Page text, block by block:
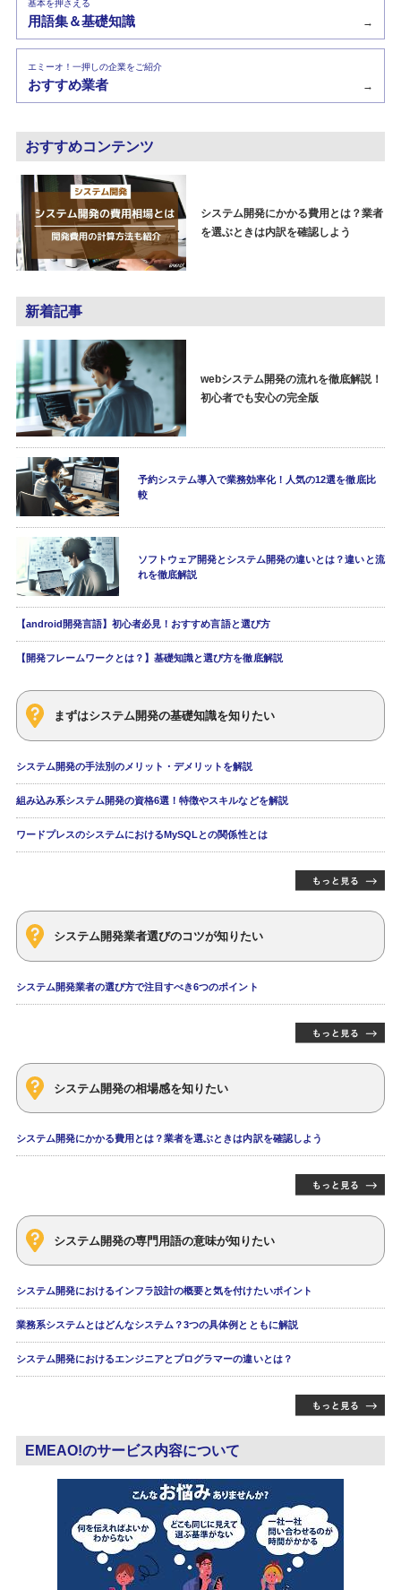
基本を押さえる
用語集＆基礎知識 →
エミーオ！一押しの企業をご紹介
おすすめ業者 →
おすすめコンテンツ
システム開発にかかる費用とは？業者
を選ぶときは内訳を確認しよう
新着記事
webシステム開発の流れを徹底解説！
初心者でも安心の完全版
予約システム導入で業務効率化！人気の12選を徹底比
較
ソフトウェア開発とシステム開発の違いとは？違いと流
れを徹底解説
【android開発言語】初心者必見！おすすめ言語と選び方
【開発フレームワークとは？】基礎知識と選び方を徹底解説
まずはシステム開発の基礎知識を知りたい
システム開発の手法別のメリット・デメリットを解説
組み込み系システム開発の資格6選！特徴やスキルなどを解説
ワードプレスのシステムにおけるMySQLとの関係性とは
システム開発業者選びのコツが知りたい
システム開発業者の選び方で注目すべき6つのポイント
システム開発の相場感を知りたい
システム開発にかかる費用とは？業者を選ぶときは内訳を確認しよう
システム開発の専門用語の意味が知りたい
システム開発におけるインフラ設計の概要と気を付けたいポイント
業務系システムとはどんなシステム？3つの具体例とともに解説
システム開発におけるエンジニアとプログラマーの違いとは？
EMEAO!のサービス内容について